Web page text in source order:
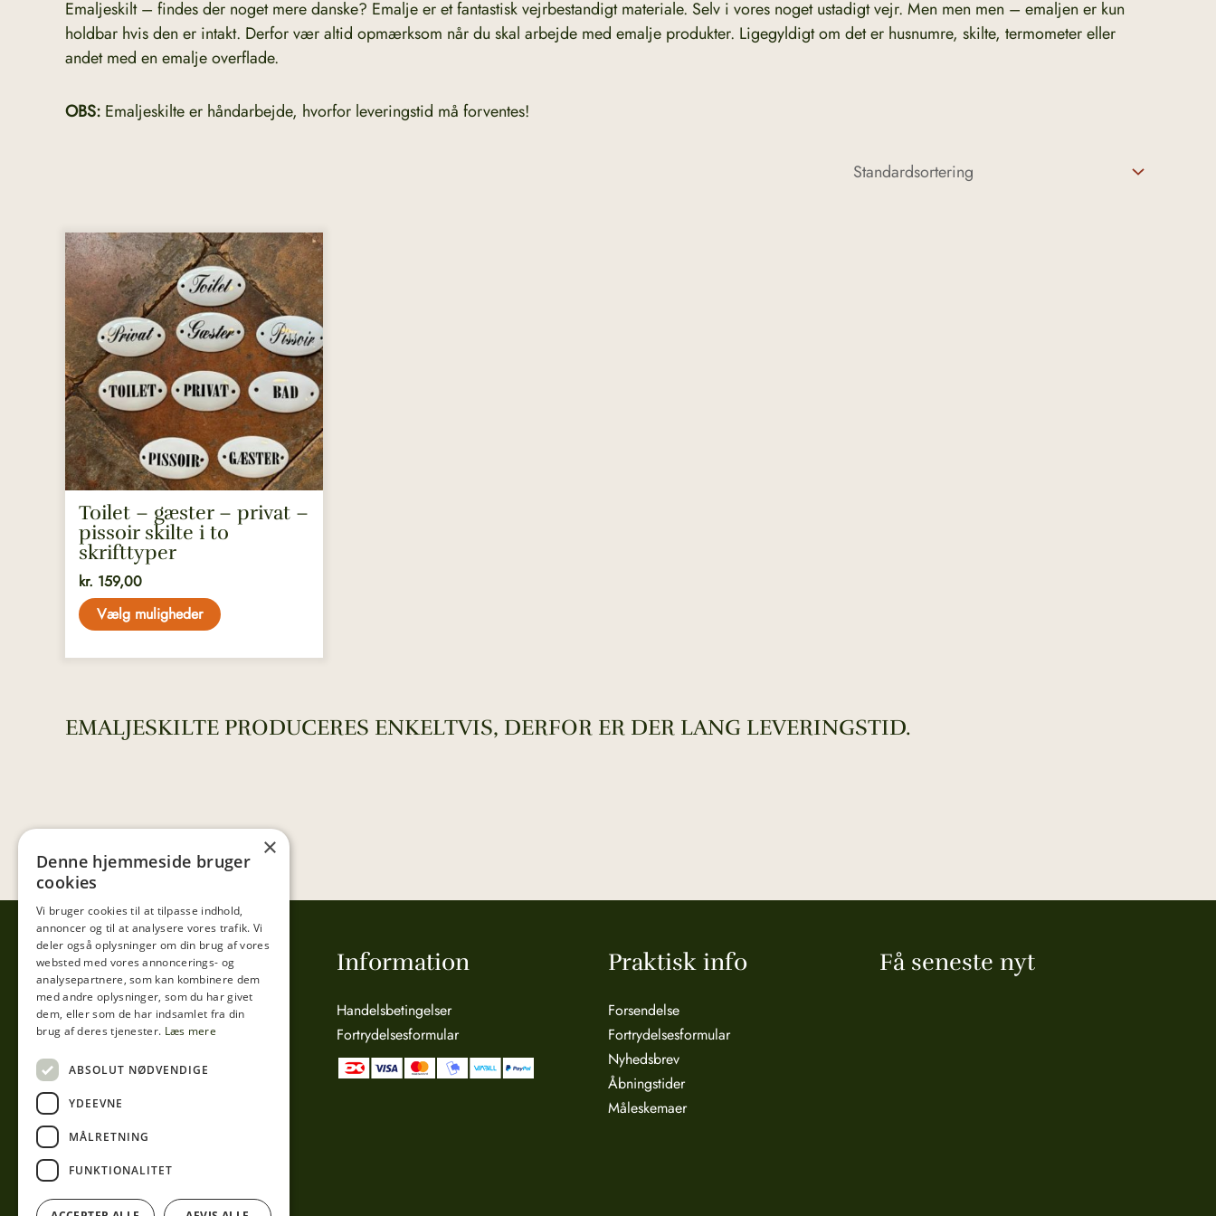
Emaljeskilt – findes der noget mere danske? Emalje er et fantastisk vejrbestandigt materiale. Selv i vores noget ustadigt vejr. Men men men – emaljen er kun
holdbar hvis den er intakt. Derfor vær altid opmærksom når du skal arbejde med emalje produkter. Ligegyldigt om det er husnumre, skilte, termometer eller
andet med en emalje overflade.
OBS: Emaljeskilte er håndarbejde, hvorfor leveringstid må forventes!
Toilet – gæster – privat –
pissoir skilte i to
skrifttyper
kr. 159,00
Vælg muligheder
Dette
vare
har
flere
varianter.
Mulighederne
kan
vælges
på
varesiden
EMALJESKILTE PRODUCERES ENKELTVIS, DERFOR ER DER LANG LEVERINGSTID.
Tibberup Høkeren
Sct. Anna Gade 4A
3000 Helsingør
Mail:info@tibberuphoekeren.dk
Information
Handelsbetingelser
Fortrydelsesformular
Praktisk info
Forsendelse
Fortrydelsesformular
Nyhedsbrev
Åbningstider
Måleskemaer
Få seneste nyt
×
Denne hjemmeside bruger
cookies
Vi bruger cookies til at tilpasse indhold,
annoncer og til at analysere vores trafik. Vi
deler også oplysninger om din brug af vores
websted med vores annoncerings- og
analysepartnere, som kan kombinere dem
med andre oplysninger, som du har givet
dem, eller som de har indsamlet fra din
brug af deres tjenester. Læs mere
ABSOLUT NØDVENDIGE
YDEEVNE
MÅLRETNING
FUNKTIONALITET